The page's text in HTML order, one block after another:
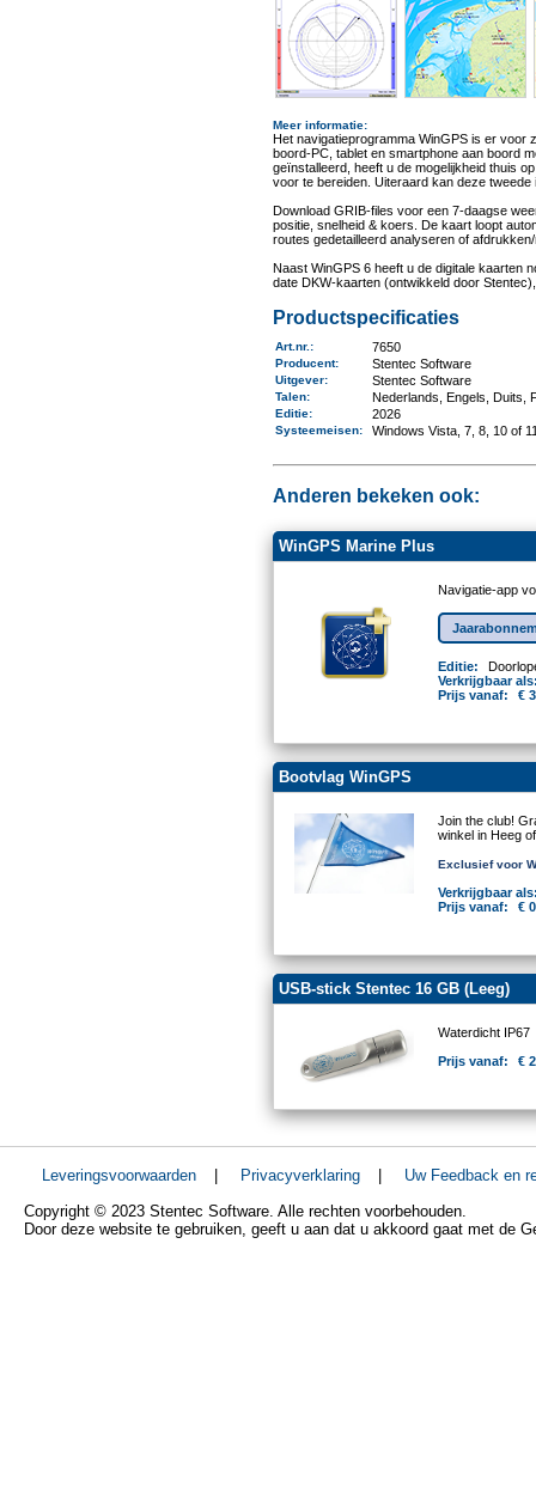
Meer informatie:
Het navigatieprogramma WinGPS is er voor
boord-PC, tablet en smartphone aan boord
geïnstalleerd, heeft u de mogelijkheid thuis
voor te bereiden. Uiteraard kan deze
Download GRIB-files voor een 7-daagse
positie, snelheid & koers. De kaart loopt
routes gedetailleerd analyseren of
Naast WinGPS 6 heeft u de digitale kaarten
date DKW-kaarten (ontwikkeld door
Productspecificaties
Art.nr. : 7650
Producent: Stentec Software
Uitgever: Stentec Software
Talen: Nederlands, Engels, Duits,
Editie: 2026
Systeemeisen: Windows Vista, 7, 8, 10 of
Anderen bekeken ook:
WinGPS Marine Plus
Navigatie-app
Editie:
Verkrijgbaar
Prijs vanaf:
€
Bootvlag WinGPS
Join the club!
winkel in Heeg
Exclusief voor
Verkrijgbaar
Prijs vanaf:
€
USB-stick Stentec 16 GB (Leeg)
Waterdicht IP67
Prijs vanaf:
€
Leveringsvoorwaarden | Privacyverklaring |
Uw Feedback en
Copyright © 2023 Stentec Software. Alle rechten voorbehouden.
Door deze website te gebruiken, geeft u aan dat u akkoord gaat met de